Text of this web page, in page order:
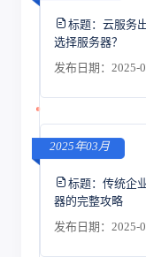
标题： 云服务
选择服务器？
发布日期：2025-
2025年03月
标题： 传统企
器的完整攻略
发布日期：2025-